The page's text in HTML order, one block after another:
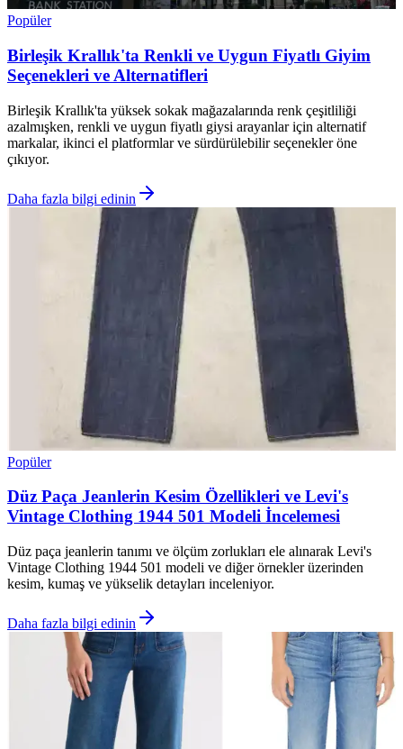
Popüler
Birleşik Krallık'ta Renkli ve Uygun Fiyatlı Giyim
Seçenekleri ve Alternatifleri
Birleşik Krallık'ta yüksek sokak mağazalarında renk çeşitliliği
azalmışken, renkli ve uygun fiyatlı giysi arayanlar için alternatif
markalar, ikinci el platformlar ve sürdürülebilir seçenekler öne
çıkıyor.
Daha fazla bilgi edinin
Popüler
Düz Paça Jeanlerin Kesim Özellikleri ve Levi's
Vintage Clothing 1944 501 Modeli İncelemesi
Düz paça jeanlerin tanımı ve ölçüm zorlukları ele alınarak Levi's
Vintage Clothing 1944 501 modeli ve diğer örnekler üzerinden
kesim, kumaş ve yükselik detayları inceleniyor.
Daha fazla bilgi edinin